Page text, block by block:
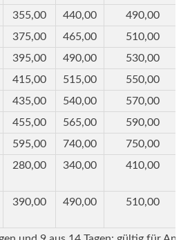
355,00 440,00
490,00
375,00 465,00
510,00
395,00 490,00
530,00
415,00 515,00
550,00
435,00 540,00
570,00
455,00 565,00
590,00
595,00 740,00
750,00
280,00 340,00 410,00
390,00 490,00 510,00